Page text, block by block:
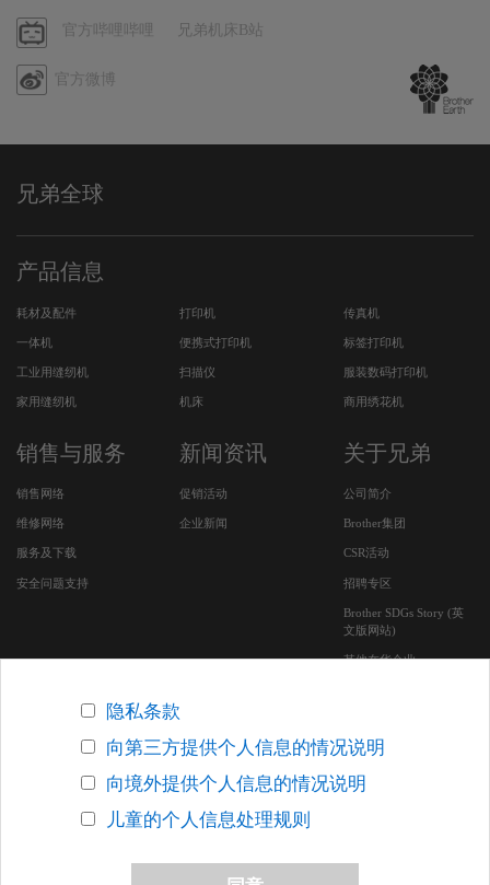
程
哔
哔
官方哔哩哔哩 兄弟机床B站
官方微博
兄弟全球
产品信息
耗材及配件 打印机 传真机
一体机 便携式打印机 标签打印机
工业用缝纫机 扫描仪 服装数码打印机
家用缝纫机 机床 商用绣花机
销售与服务
销售网络
维修网络
服务及下载
安全问题支持
新闻资讯
促销活动
企业新闻
关于兄弟
公司简介
Brother集团
CSR活动
招聘专区
Brother SDGs Story (英
文版网站)
其他在华企业
版权声明 关于网络隐私条款 联系我们 网站地图
沪ICP备05053924号-7 沪公网安备 31010502000388号
隐私条款
向第三方提供个人信息的情况说明
向境外提供个人信息的情况说明
儿童的个人信息处理规则